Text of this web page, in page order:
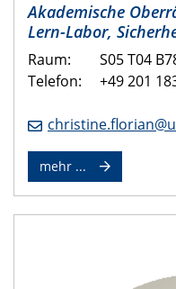
Akademische
Lern-Labor,
Raum: S05 T04
Telefon: +49 201
mehr ...